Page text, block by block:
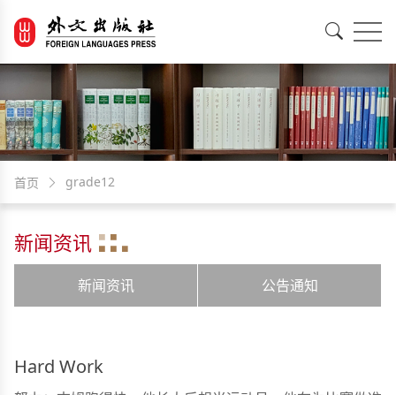
首页 grade12
新闻资讯
新闻资讯 公告通知
Hard Work